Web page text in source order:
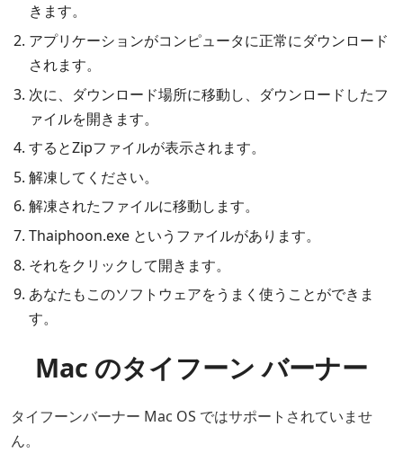
きます。
アプリケーションがコンピュータに正常にダウンロード
されます。
次に、ダウンロード場所に移動し、ダウンロードしたフ
ァイルを開きます。
するとZipファイルが表示されます。
解凍してください。
解凍されたファイルに移動します。
Thaiphoon.exe というファイルがあります。
それをクリックして開きます。
あなたもこのソフトウェアをうまく​​使うことができま
す。
Mac のタイフーン バーナー
タイフーンバーナー Mac OS ではサポートされていませ
ん。